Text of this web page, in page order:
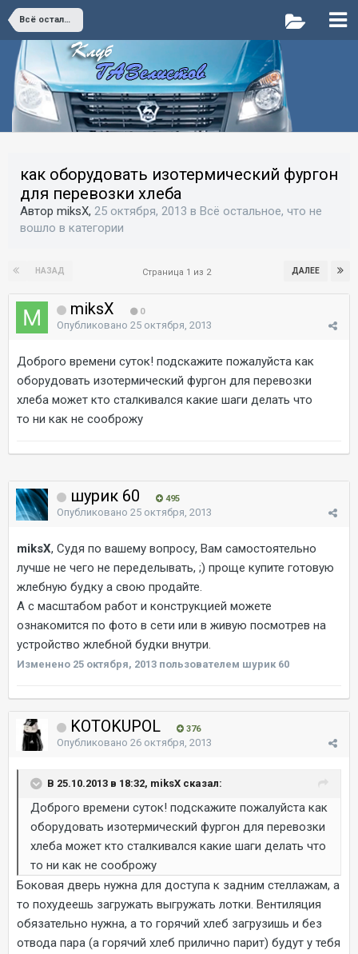
Всё остальное, что не вошло в категории
как оборудовать изотермический фургон
для перевозки хлеба
Автор miksX, 25 октября, 2013 в Всё остальное, что не
вошло в категории
НАЗАД ДАЛЕЕ
Страница 1 из 2
miksX 0
Опубликовано 25 октября, 2013
Доброго времени суток! подскажите пожалуйста как
оборудовать изотермический фургон для перевозки
хлеба может кто сталкивался какие шаги делать что
то ни как не сооброжу
шурик 60 495
Опубликовано 25 октября, 2013
miksX, Судя по вашему вопросу, Вам самостоятельно
лучше не чего не переделывать, ;) проще купите готовую
жлебную будку а свою продайте.
А с масштабом работ и конструкцией можете
ознакомится по фото в сети или в живую посмотрев на
устройство жлебной будки внутри.
Изменено 25 октября, 2013 пользователем шурик 60
KOTOKUPOL 376
Опубликовано 26 октября, 2013
В 25.10.2013 в 18:32, miksX сказал:
Доброго времени суток! подскажите пожалуйста как
оборудовать изотермический фургон для перевозки
хлеба может кто сталкивался какие шаги делать что
то ни как не сооброжу
Боковая дверь нужна для доступа к задним стеллажам, а
то похудеешь загружать выгружать лотки. Вентиляция
обязательно нужна, а то горячий хлеб загрузишь и без
отвода пара (а горячий хлеб прилично парит) будут у тебя